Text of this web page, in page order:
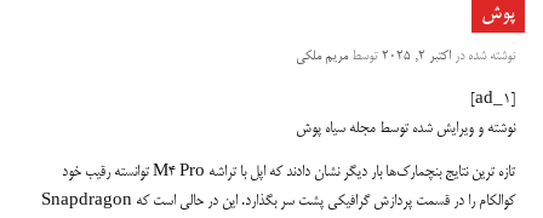
پوش
نوشته شده در اکتبر 2, 2025 توسطمریم ملکی
نوشته و ویرایش شده توسط مجله سیاه پوش
تازه ترین نتایج بنچمارک‌ها بار دیگر نشان دادند که اپل با تراشه M4 Pro توانسته رقیب خود
کوالکام را در قسمت پردازش گرافیکی پشت سر بگذارد. این در حالی است که Snapdragon